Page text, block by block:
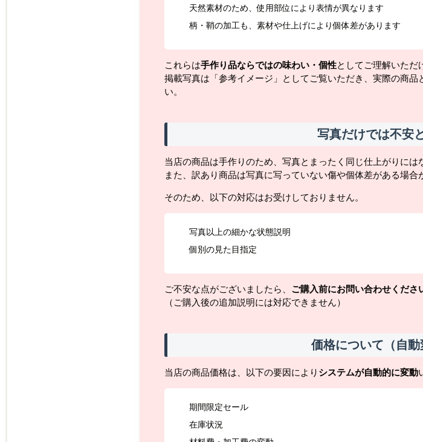
天然素材のため、使用部位により表情が異なります
柄・鞘の加工も、素材や仕上げにより個体差があります
これらは手作り品ならではの味わい・個性としてご理解いただ
掲載写真は「参考イメージ」としてご覧いただき、実際の商
い。
写真だけでは不安
当店の商品は手作りのため、写真とまったく同じ仕上がりには
また、訳あり商品は写真に写っていない傷や個体差がある場合
そのため、以下の対応はお受けしておりません。
写真以上の細かな状態説明
個別の見た目指定
ご不安な点がございましたら、 ご購入前にお問い合わせくださ
（ご購入後の追加説明には対応できません）
価格について（自動
当店の商品価格は、以下の要因により システムが自動的に変動
期間限定セール
在庫状況